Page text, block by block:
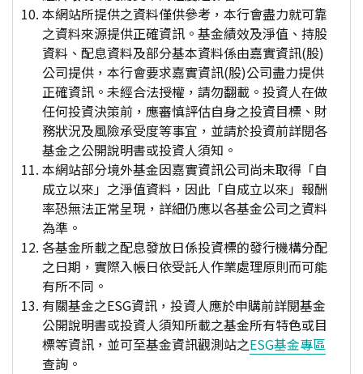
本網站所提供之資料僅供參考，本行會盡力就可靠
之資料來源提供正確資訊。基金績效及淨值、持股
資料、配息資料及部分基本資料係由嘉實資訊(股)
公司提供，本行會要求嘉實資訊(股)公司盡力提供
正確資訊。未經合法授權，請勿翻載。投資人在做
任何投資決策前，應審慎評估自身之投資目標、財
務狀況及風險承受度等事宜，並請於投資前詳閱各
基金之公開說明書或投資人須知。
本網站部分境外基金因嘉實資訊公司尚未取得「自
成立以來」之淨值資料，因此「自成立以來」報酬
率恐無法正常呈現，詳細仍應以各基金公司之資料
為準。
各基金所載之配息發放日係投資標的發行機構分配
之日期，實際入帳日依受託人作業處理原則而可能
有所不同。
有關基金之ESG資訊，投資人應於申購前詳閱基金
公開說明書或投資人須知所載之基金所有特色或目
標等資訊，並可至基金資訊觀測站之ESG基金專區
查詢。